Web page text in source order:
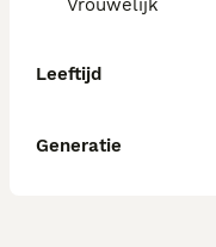
Vrouwelijk
Leeftijd
Generatie